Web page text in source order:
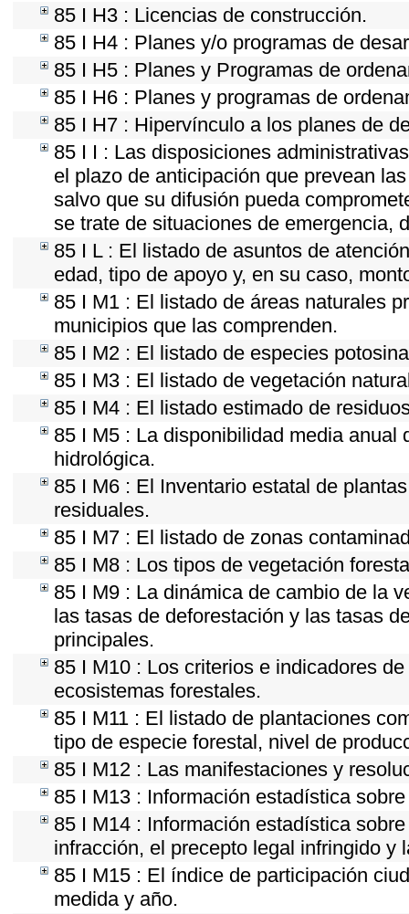
85 I H3 : Licencias de construcción.
85 I H4 : Planes y/o programas de
85 I H5 : Planes y Programas de
85 I H6 : Planes y programas de
85 I H7 : Hipervínculo a los planes de
85 I I : Las disposiciones
el plazo de anticipación que prevean
salvo que su difusión pueda
se trate de situaciones de emergencia,
85 I L : El listado de asuntos de
edad, tipo de apoyo y, en su caso,
85 I M1 : El listado de áreas naturales
municipios que las comprenden.
85 I M2 : El listado de especies
85 I M3 : El listado de vegetación
85 I M4 : El listado estimado de
85 I M5 : La disponibilidad media
hidrológica.
85 I M6 : El Inventario estatal de
residuales.
85 I M7 : El listado de zonas
85 I M8 : Los tipos de vegetación
85 I M9 : La dinámica de cambio de la
las tasas de deforestación y las tasas
principales.
85 I M10 : Los criterios e indicadores
ecosistemas forestales.
85 I M11 : El listado de plantaciones
tipo de especie forestal, nivel de
85 I M12 : Las manifestaciones y
85 I M13 : Información estadística
85 I M14 : Información estadística
infracción, el precepto legal infringido y
85 I M15 : El índice de participación
medida y año.